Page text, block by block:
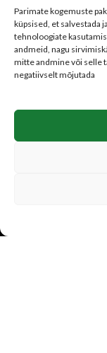
Parimate kogemuste
küpsised, et salvestada
tehnoloogiate
andmeid, nagu
mitte andmine või selle
negatiivselt mõjutada
Korduma kippuvad
Tellimistingimused
Isikuandmete
Parima hinna garantii